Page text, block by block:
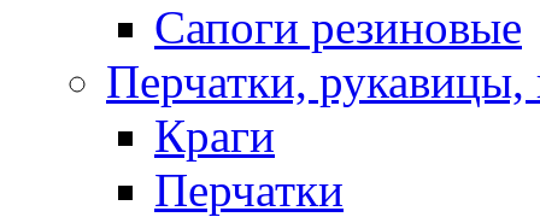
Сапоги резиновые
Перчатки, рукавицы,
Краги
Перчатки